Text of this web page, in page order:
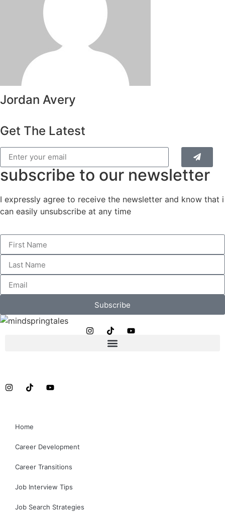
Jordan Avery
Get The Latest
subscribe to our newsletter
I expressly agree to receive the newsletter and know that i
can easily unsubscribe at any time
Subscribe
Home
Career Development
Career Transitions
Job Interview Tips
Job Search Strategies